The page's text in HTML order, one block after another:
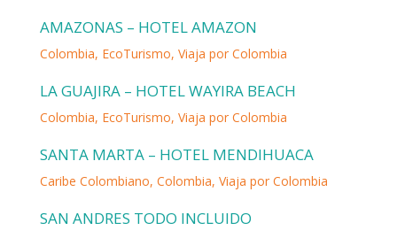
AMAZONAS – HOTEL AMAZON
Colombia, EcoTurismo, Viaja por Colombia
LA GUAJIRA – HOTEL WAYIRA BEACH
Colombia, EcoTurismo, Viaja por Colombia
SANTA MARTA – HOTEL MENDIHUACA
Caribe Colombiano, Colombia, Viaja por Colombia
SAN ANDRES TODO INCLUIDO